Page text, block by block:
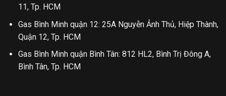
11, Tp. HCM
Gas Bình Minh quận 12: 25A Nguyễn Ảnh Thủ, Hiệp Thành,
Quận 12, Tp. HCM
Gas Bình Minh quận Bình Tân: 812 HL2, Bình Trị Đông A,
Bình Tân, Tp. HCM